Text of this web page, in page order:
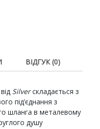
ВІДГУК (0)
від Silverскладається з
під’єднання з
шланга в металевому
душу